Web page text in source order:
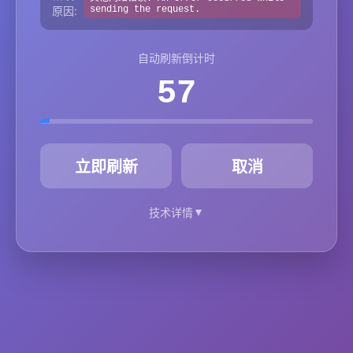
原因:
sending the request.
自动刷新倒计时
57
立即刷新 取消
技术详情▼